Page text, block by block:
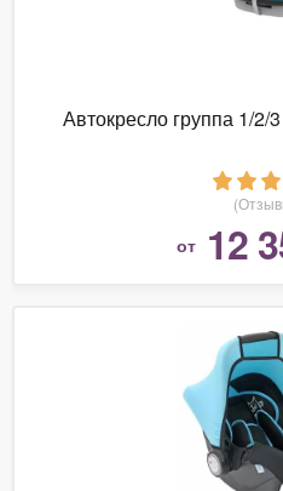
Автокресло группа 1/2/
от 12